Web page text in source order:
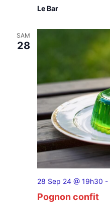
Le Bar
SAM
28
Pognon confit
28 Sep 24 @ 19h30 -